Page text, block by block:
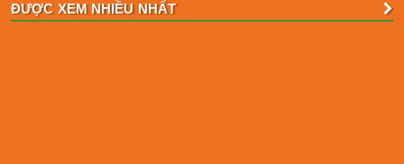
ĐƯỢC XEM NHIỀU NHẤT